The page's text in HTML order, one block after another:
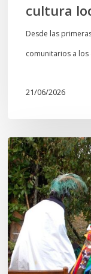
cultura
Desde las
comunitarios a
21/06/2026
del
Wiñoy
Tripantü
y
la
Sociedad